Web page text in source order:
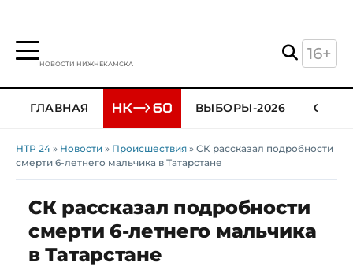
НОВОСТИ НИЖНЕКАМСКА
16+
ГЛАВНАЯ ВЫБОРЫ-2026
НТР 24 » Новости » Происшествия » СК рассказал подробности
смерти 6-летнего мальчика в Татарстане
СК рассказал подробности
смерти 6-летнего мальчика
в Татарстане